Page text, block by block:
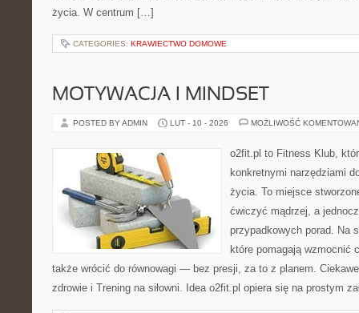
życia. W centrum […]
CATEGORIES: KRAWIECTWO DOMOWE
MOTYWACJA I MINDSET
POSTED BY ADMIN LUT - 10 - 2026 MOŻLIWOŚĆ
o2fit.pl to Fitness Klub,
konkretnymi narzędziami
życia. To miejsce
ćwiczyć mądrzej, a
przypadkowych porad. Na
które pomagają wzmocnić
także wrócić do równowagi — bez presji, za to z planem.
zdrowie i Trening na siłowni. Idea o2fit.pl opiera się na prostym